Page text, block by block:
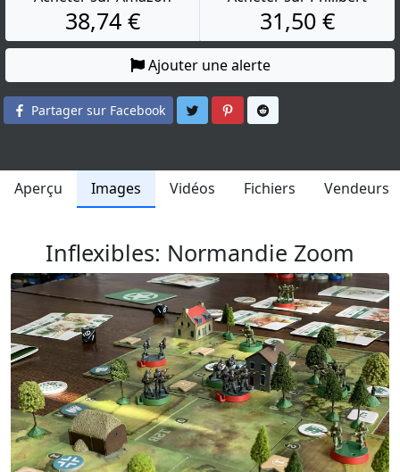
38,74 € 31,50 €
Ajouter une alerte
Partager sur Facebook Partager sur Twitter
Partager sur Pinterest
Aperçu Images Vidéos Fichiers Vendeurs
Inflexibles: Normandie Zoom